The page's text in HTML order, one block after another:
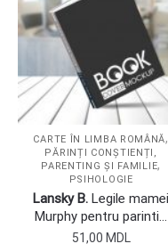
CARTE ÎN LIMBA ROMÂNĂ,
PĂRINȚI CONȘTIENȚI,
PARENTING ȘI FAMILIE,
PSIHOLOGIE
Lansky B. Legile mamei
Murphy pentru parinti…
51,00 MDL